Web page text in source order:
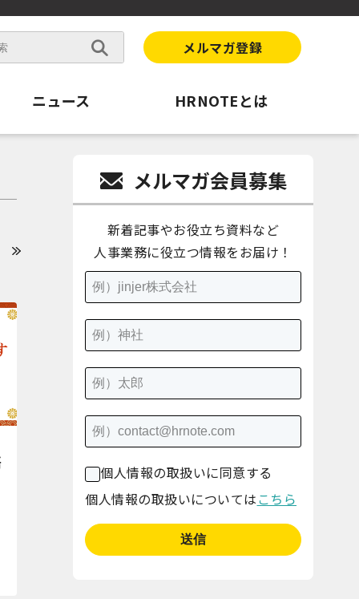
メルマガ登録
ニュース HRNOTEとは
メルマガ会員募集
新着記事やお役立ち資料など
人事業務に役立つ情報をお届け！
個人情報の取扱いに同意する
個人情報の取扱いについては こちら